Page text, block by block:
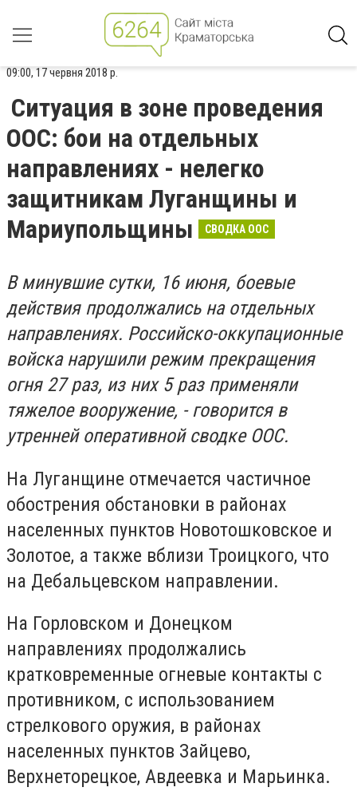
09:00, 17 червня 2018 р.
Ситуация в зоне проведения
ООС: бои на отдельных
направлениях - нелегко
защитникам Луганщины и
Мариупольщины
СВОДКА ООС
В минувшие сутки, 16 июня, боевые
действия продолжались на отдельных
направлениях. Российско-оккупационные
войска нарушили режим прекращения
огня 27 раз, из них 5 раз применяли
тяжелое вооружение, - говорится в
утренней оперативной сводке ООС.
На Луганщине отмечается частичное
обострения обстановки в районах
населенных пунктов Новотошковское и
Золотое, а также вблизи Троицкого, что
на Дебальцевском направлении.
На Горловском и Донецком
направлениях продолжались
кратковременные огневые контакты с
противником, с использованием
стрелкового оружия, в районах
населенных пунктов Зайцево,
Верхнеторецкое, Авдеевка и Марьинка.